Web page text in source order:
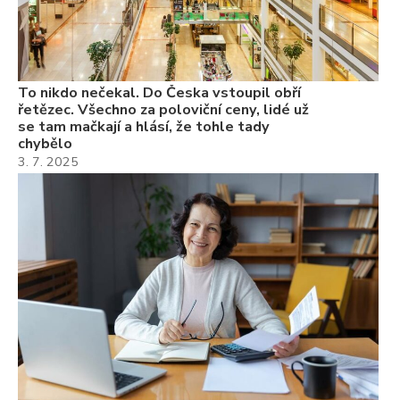
To nikdo nečekal. Do Česka vstoupil obří
řetězec. Všechno za poloviční ceny, lidé už
se tam mačkají a hlásí, že tohle tady
chybělo
3. 7. 2025